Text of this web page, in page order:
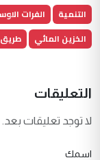
التنمية الفرات
الخزين المائي
طريق
التعليقات
لا توجد تعليقات
اسمك